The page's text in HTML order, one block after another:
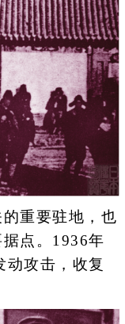
重要驻地，也
点。1936年
动攻击，收复